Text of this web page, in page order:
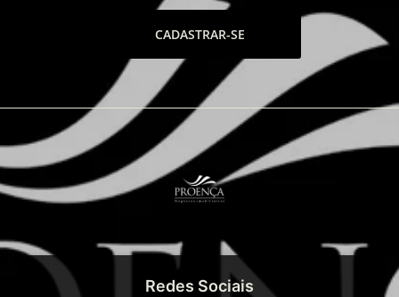
CADASTRAR-SE
Redes Sociais